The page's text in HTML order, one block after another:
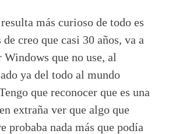
más curioso de todo es
de creo que casi 30 años, va a
que no use, al
ya del todo al mundo
que reconocer que es una
extraña ver que algo que
probaba nada más que podía